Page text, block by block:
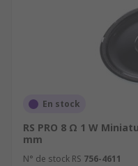
En stock
RS PRO 8 Ω 1 W
mm
N° de stock RS 756-4611